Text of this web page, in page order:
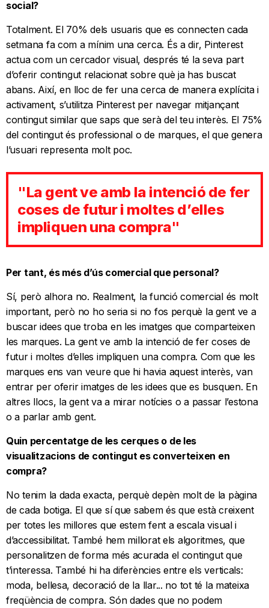
social?
Totalment. El 70% dels usuaris que es connecten cada
setmana fa com a mínim una cerca. És a dir, Pinterest
actua com un cercador visual, després té la seva part
d’oferir contingut relacionat sobre què ja has buscat
abans. Així, en lloc de fer una cerca de manera explícita i
activament, s’utilitza Pinterest per navegar mitjançant
contingut similar que saps que serà del teu interès. El 75%
del contingut és professional o de marques, el que genera
l’usuari representa molt poc.
"La gent ve amb la intenció de fer
coses de futur i moltes d’elles
impliquen una compra"
Per tant, és més d’ús comercial que personal?
Sí, però alhora no. Realment, la funció comercial és molt
important, però no ho seria si no fos perquè la gent ve a
buscar idees que troba en les imatges que comparteixen
les marques. La gent ve amb la intenció de fer coses de
futur i moltes d’elles impliquen una compra. Com que les
marques ens van veure que hi havia aquest interès, van
entrar per oferir imatges de les idees que es busquen. En
altres llocs, la gent va a mirar notícies o a passar l’estona
o a parlar amb gent.
Quin percentatge de les cerques o de les
visualitzacions de contingut es converteixen en
compra?
No tenim la dada exacta, perquè depèn molt de la pàgina
de cada botiga. El que sí que sabem és que està creixent
per totes les millores que estem fent a escala visual i
d’accessibilitat. També hem millorat els algoritmes, que
personalitzen de forma més acurada el contingut que
t’interessa. També hi ha diferències entre els verticals:
moda, bellesa, decoració de la llar... no tot té la mateixa
freqüència de compra. Són dades que no podem